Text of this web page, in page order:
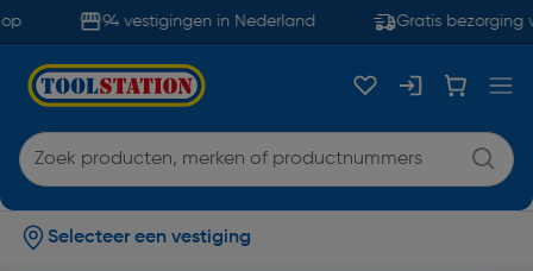
94 vestigingen in Nederland Gratis bezorging
Selecteer een vestiging